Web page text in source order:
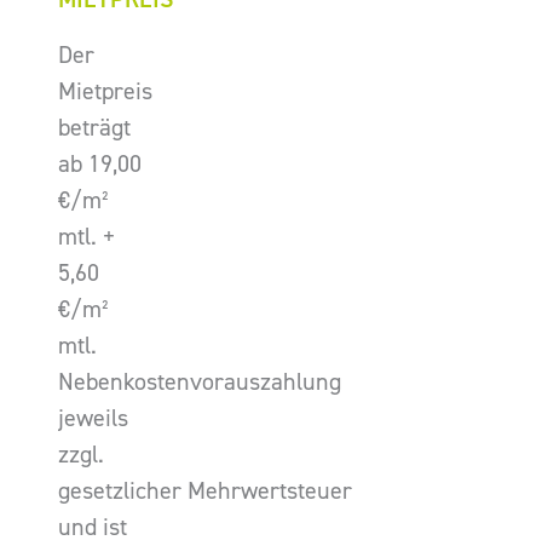
Der
Mietpreis
beträgt
ab 19,00
€/m²
mtl. +
5,60
€/m²
mtl.
Nebenkostenvorauszahlung
jeweils
zzgl.
gesetzlicher Mehrwertsteuer
und ist